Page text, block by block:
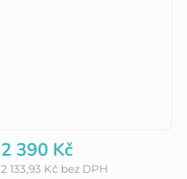
2 133,93 Kč bez DPH
2 390 Kč